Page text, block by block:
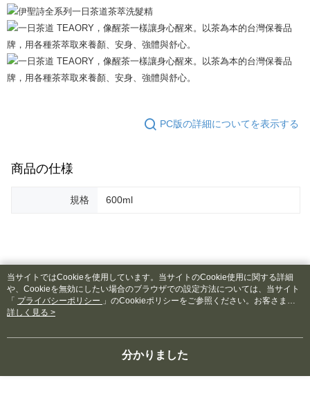
PC版の詳細についてを表示する
商品の仕様
規格 600ml
レビュー
この商品が気に入りましたか？購入された商品のレビューを投稿
してください
本カテゴリーの人気商品サイト全体のランキング
当サイトではCookieを使用しています。当サイトのCookie使用に関する詳細
や、Cookieを無効にしたい場合のブラウザでの設定方法については、当サイト
「 プライバシーポリシー 」のCookieポリシーをご参照ください。お客さま
が、当サイトを引き続き使用される場合、当社がサイト利用規約のCookieポリ
詳しく見る >
分かりました